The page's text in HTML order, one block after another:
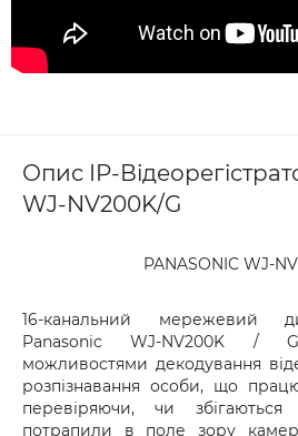
Опис IP-
WJ-NV200K/G
PANASONIC WJ-
16-канальний мережевий
Panasonic WJ-NV200K /
можливостями декодування
розпізнавання особи, що
перевіряючи, чи
потрапили в поле зору